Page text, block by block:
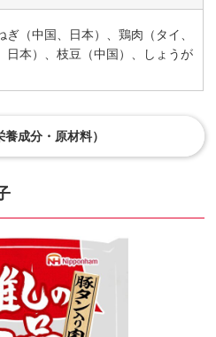
（中国、日本）、鶏肉（タイ、
日本）、枝豆（中国）、しょうが
成分・原材料）